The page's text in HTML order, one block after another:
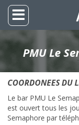
PMU Le
COORDONEES DU
Le bar PMU Le
est ouvert tous les
Semaphore par